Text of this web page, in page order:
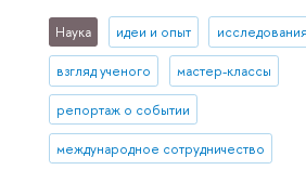
Наука идеи и опыт
взгляд ученого мастер-классы
репортаж о событии
международное сотрудничество